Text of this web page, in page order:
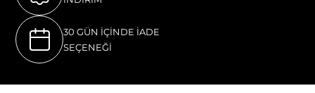
30 GÜN İÇİNDE İADE
SEÇENEĞİ